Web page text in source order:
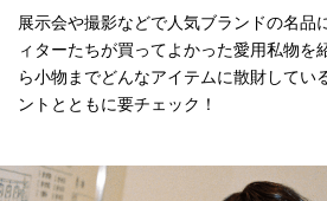
展示会や撮影などで人気ブランドの名品
ィターたちが買ってよかった愛用私物を
ら小物までどんなアイテムに散財してい
ントとともに要チェック！